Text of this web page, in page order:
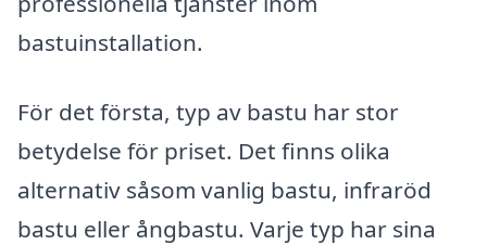
bastuinstallation.
För det första, typ av bastu har stor
betydelse för priset. Det finns olika
alternativ såsom vanlig bastu, infraröd
bastu eller ångbastu. Varje typ har sina